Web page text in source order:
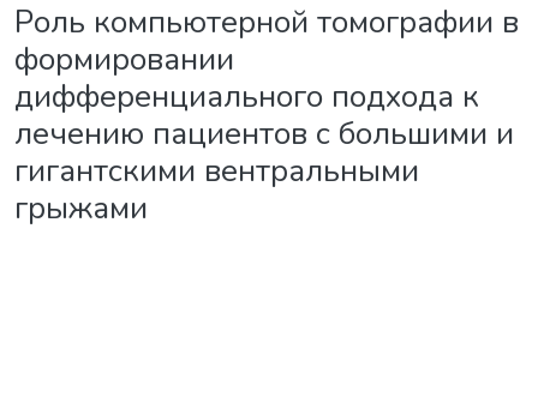
Роль компьютерной томографии в
формировании
дифференциального подхода к
лечению пациентов с большими и
гигантскими вентральными
грыжами